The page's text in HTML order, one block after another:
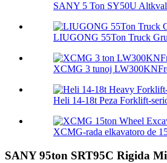
SANY 5 Ton SY50U
LIUGONG 55Ton Truck
XCMG 3 tunoj
Heli 14-18t Peza Forklift-
XCMG-rada elkavatoro de
SANY 95ton SRT95C Rigida